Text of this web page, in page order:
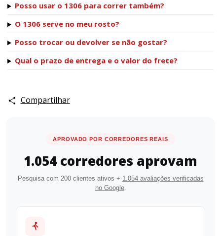
Posso usar o 1306 para correr também?
O 1306 serve no meu rosto?
Posso trocar ou devolver se não gostar?
Qual o prazo de entrega e o valor do frete?
Compartilhar
APROVADO POR CORREDORES REAIS
1.054 corredores aprovam
Pesquisa com 200 clientes ativos + 1.054 avaliações verificadas
no Google.